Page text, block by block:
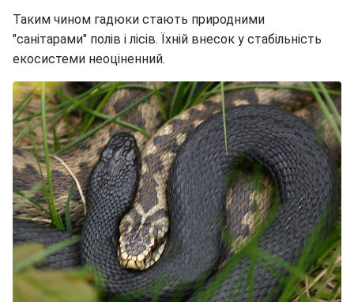
Таким чином гадюки стають природними
"санітарами" полів і лісів. Їхній внесок у стабільність
екосистеми неоціненний.